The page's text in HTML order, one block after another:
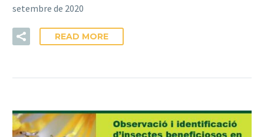
setembre de 2020
READ MORE